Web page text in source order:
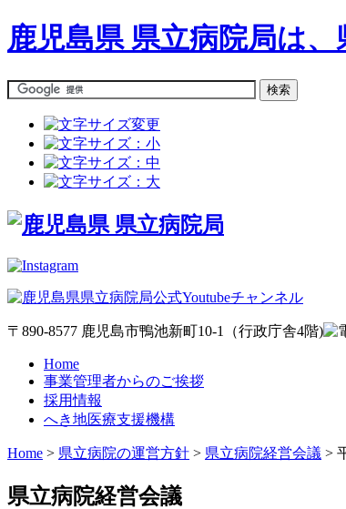
鹿児島県 県立病院局は
〒890-8577 鹿児島市鴨池新町10-1（行政庁舎4階)
Home
事業管理者からのご挨拶
採用情報
へき地医療支援機構
Home > 県立病院の運営方針 > 県立病院経営会議 >
県立病院経営会議